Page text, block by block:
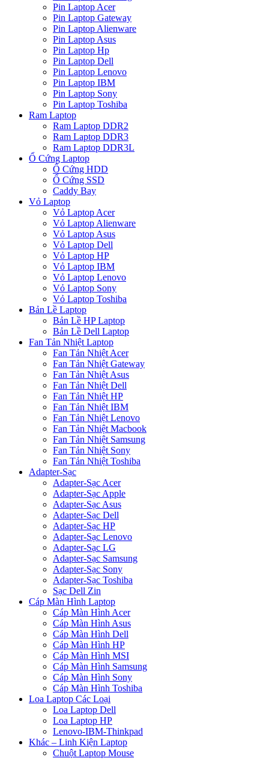
Pin Laptop Acer
Pin Laptop Gateway
Pin Laptop Alienware
Pin Laptop Asus
Pin Laptop Hp
Pin Laptop Dell
Pin Laptop Lenovo
Pin Laptop IBM
Pin Laptop Sony
Pin Laptop Toshiba
Ram Laptop
Ram Laptop DDR2
Ram Laptop DDR3
Ram Laptop DDR3L
Ổ Cứng Laptop
Ổ Cứng HDD
Ổ Cứng SSD
Caddy Bay
Vỏ Laptop
Vỏ Laptop Acer
Vỏ Laptop Alienware
Vỏ Laptop Asus
Vỏ Laptop Dell
Vỏ Laptop HP
Vỏ Laptop IBM
Vỏ Laptop Lenovo
Vỏ Laptop Sony
Vỏ Laptop Toshiba
Bản Lề Laptop
Bản Lề HP Laptop
Bản Lề Dell Laptop
Fan Tản Nhiệt Laptop
Fan Tản Nhiệt Acer
Fan Tản Nhiệt Gateway
Fan Tản Nhiệt Asus
Fan Tản Nhiệt Dell
Fan Tản Nhiệt HP
Fan Tản Nhiệt IBM
Fan Tản Nhiệt Lenovo
Fan Tản Nhiệt Macbook
Fan Tản Nhiệt Samsung
Fan Tản Nhiệt Sony
Fan Tản Nhiệt Toshiba
Adapter-Sạc
Adapter-Sạc Acer
Adapter-Sạc Apple
Adapter-Sạc Asus
Adapter-Sạc Dell
Adapter-Sạc HP
Adapter-Sạc Lenovo
Adapter-Sạc LG
Adapter-Sạc Samsung
Adapter-Sạc Sony
Adapter-Sạc Toshiba
Sạc Dell Zin
Cáp Màn Hình Laptop
Cáp Màn Hình Acer
Cáp Màn Hình Asus
Cáp Màn Hình Dell
Cáp Màn Hình HP
Cáp Màn Hình MSI
Cáp Màn Hình Samsung
Cáp Màn Hình Sony
Cáp Màn Hình Toshiba
Loa Laptop Các Loại
Loa Laptop Dell
Loa Laptop HP
Lenovo-IBM-Thinkpad
Khác – Linh Kiện Laptop
Chuột Laptop Mouse